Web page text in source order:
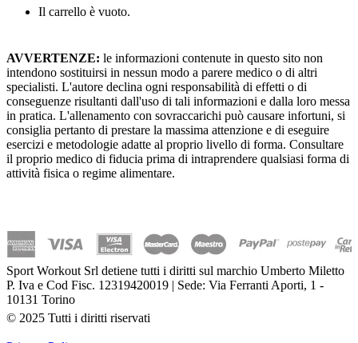
Il carrello è vuoto.
AVVERTENZE: le informazioni contenute in questo sito non
intendono sostituirsi in nessun modo a parere medico o di altri
specialisti. L'autore declina ogni responsabilità di effetti o di
conseguenze risultanti dall'uso di tali informazioni e dalla loro messa
in pratica. L'allenamento con sovraccarichi può causare infortuni, si
consiglia pertanto di prestare la massima attenzione e di eseguire
esercizi e metodologie adatte al proprio livello di forma. Consultare
il proprio medico di fiducia prima di intraprendere qualsiasi forma di
attività fisica o regime alimentare.
Sport Workout Srl detiene tutti i diritti sul marchio Umberto Miletto
P. Iva e Cod Fisc. 12319420019 | Sede: Via Ferranti Aporti, 1 -
10131 Torino
© 2025 Tutti i diritti riservati